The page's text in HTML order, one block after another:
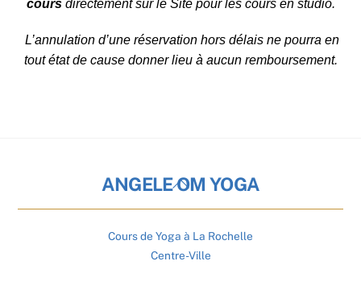
cours directement sur le Site pour les cours en studio.
L’annulation d’une réservation hors délais ne pourra en
tout état de cause donner lieu à aucun remboursement.
Back
ANGELE OM YOGA
Cours de Yoga à La Rochelle
Centre-Ville